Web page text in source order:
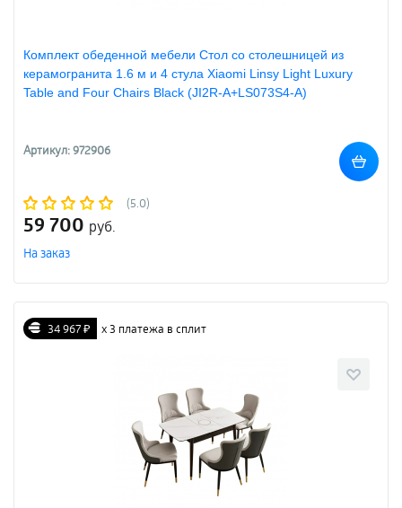
Комплект обеденной мебели Стол со столешницей из
керамогранита 1.6 м и 4 стула Xiaomi Linsy Light Luxury
Table and Four Chairs Black (JI2R-A+LS073S4-A)
Артикул: 972906
(5.0)
59 700 руб.
На заказ
34 967 ₽ х 3 платежа в сплит